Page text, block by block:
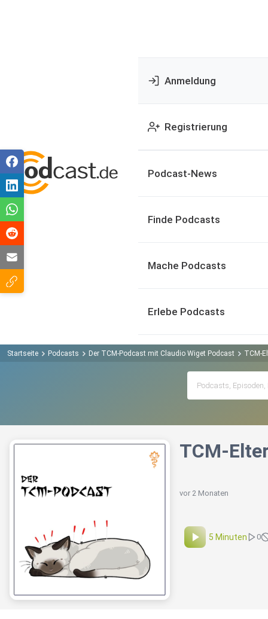
Anmeldung
Registrierung
Podcast-News
Finde Podcasts
Mache Podcasts
Erlebe Podcasts
Startseite Podcasts Der TCM-Podcast mit Claudio Wiget Podcast TCM-
TCM-
vor 2 Monaten
5 Minuten 0